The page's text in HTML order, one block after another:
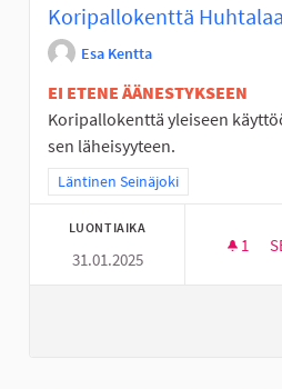
Koripallokenttä
Esa Kentta
EI ETENE ÄÄNESTYKSEEN
Koripallokenttä yleiseen
sen läheisyyteen.
Rajaa tulokset teeman mukaan:
Läntinen Seinäjoki
LUONTIAIKA
31.01.2025
1 1